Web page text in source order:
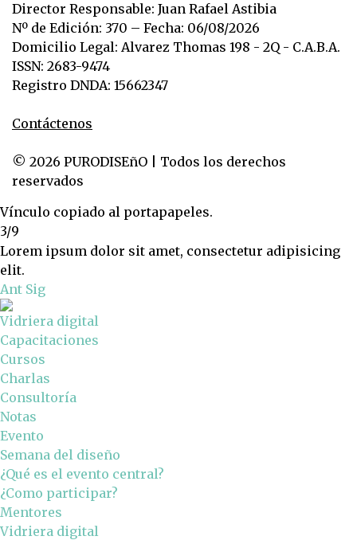
Director Responsable: Juan Rafael Astibia
Nº de Edición: 370 – Fecha: 06/08/2026
Domicilio Legal: Alvarez Thomas 198 - 2Q - C.A.B.A.
ISSN: 2683-9474
Registro DNDA: 15662347
Contáctenos
© 2026 PURODISEñO | Todos los derechos
reservados
Vínculo copiado al portapapeles.
3/9
Lorem ipsum dolor sit amet, consectetur adipisicing
elit.
Ant Sig
Vidriera digital
Capacitaciones
Cursos
Charlas
Consultoría
Notas
Evento
Semana del diseño
¿Qué es el evento central?
¿Como participar?
Mentores
Vidriera digital